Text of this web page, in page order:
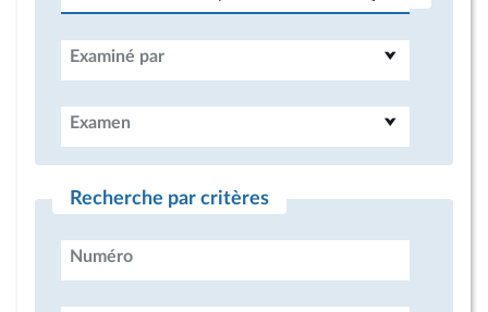
Examiné par
Examen
Recherche par critères
Numéro